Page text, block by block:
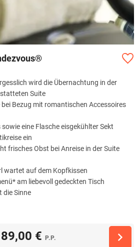
wird die Übernachtung in der
Suite
bei Bezug mit romantischen Accessoires
eine Flasche eisgekühlter Sekt
ein
frisches Obst bei Anreise in der Suite
wartet auf dem Kopfkissen
am liebevoll gedeckten Tisch
die Sinne
€ P.P.